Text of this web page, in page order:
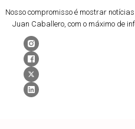
Nosso compromisso é mostrar
Juan Caballero, com o máximo de